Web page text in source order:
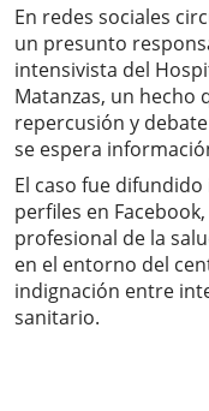
En redes sociales
un presunto
intensivista del
Matanzas, un hecho
repercusión y
se espera
El caso fue
perfiles en
profesional de la
en el entorno del
indignación entre
sanitario.